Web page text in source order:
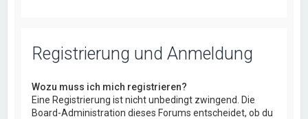
Registrierung und Anmeldung
Wozu muss ich mich registrieren?
Eine Registrierung ist nicht unbedingt zwingend. Die
Board-Administration dieses Forums entscheidet, ob du